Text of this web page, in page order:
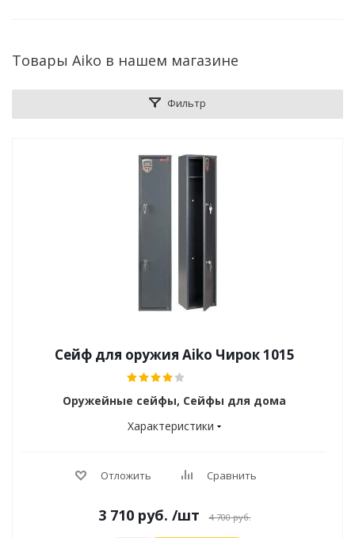
Товары Aiko в нашем магазине
Фильтр
Сейф для оружия Aiko Чирок 1015
Оружейные сейфы, Сейфы для дома
Характеристики
Отложить Сравнить
3 710руб. /шт 4 700руб.